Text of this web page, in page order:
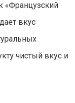
«Французский
вкус
чистый вкус и